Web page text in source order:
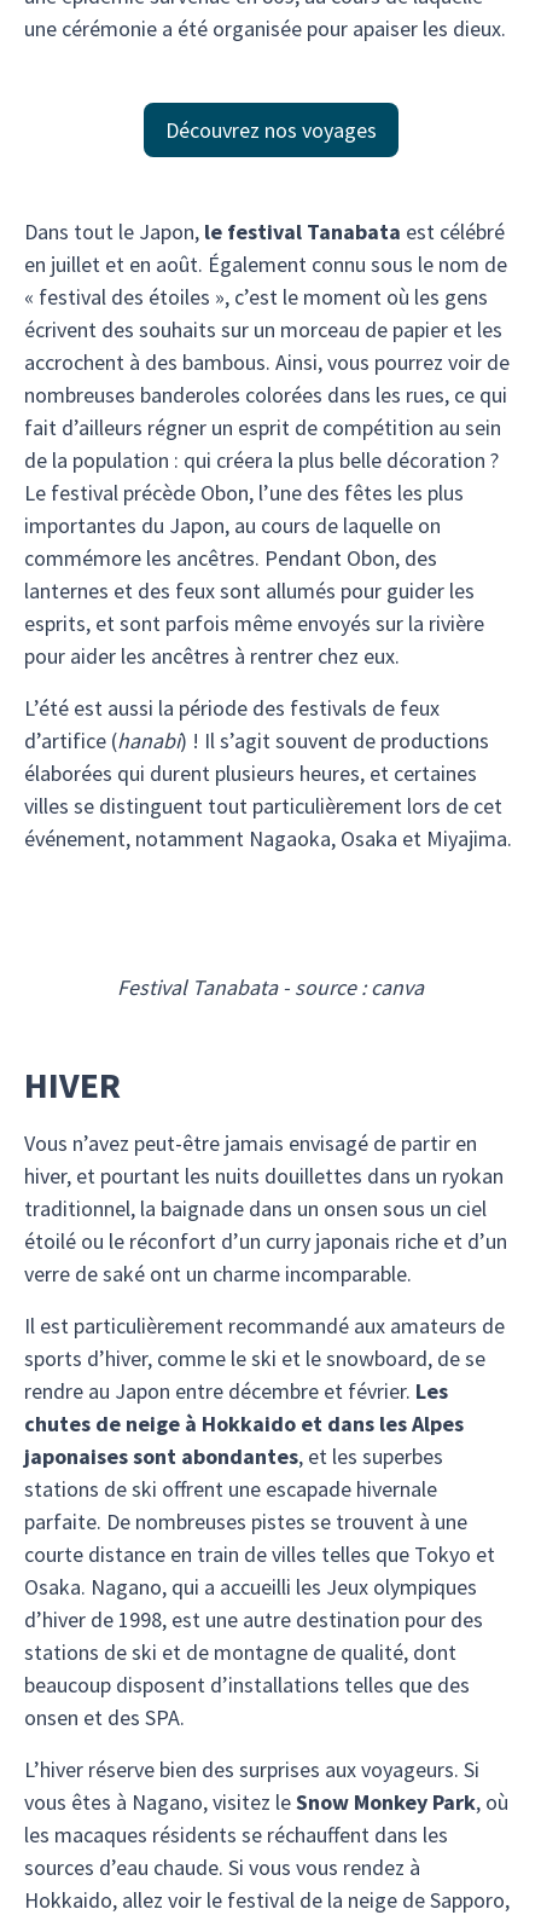
une cérémonie a été organisée pour apaiser les dieux.
Découvrez nos voyages
Dans tout le Japon, le festival Tanabata est célébré
en juillet et en août. Également connu sous le nom de
« festival des étoiles », c’est le moment où les gens
écrivent des souhaits sur un morceau de papier et les
accrochent à des bambous. Ainsi, vous pourrez voir de
nombreuses banderoles colorées dans les rues, ce qui
fait d’ailleurs régner un esprit de compétition au sein
de la population : qui créera la plus belle décoration ?
Le festival précède Obon, l’une des fêtes les plus
importantes du Japon, au cours de laquelle on
commémore les ancêtres. Pendant Obon, des
lanternes et des feux sont allumés pour guider les
esprits, et sont parfois même envoyés sur la rivière
pour aider les ancêtres à rentrer chez eux.
L’été est aussi la période des festivals de feux
d’artifice (hanabi) ! Il s’agit souvent de productions
élaborées qui durent plusieurs heures, et certaines
villes se distinguent tout particulièrement lors de cet
événement, notamment Nagaoka, Osaka et Miyajima.
Festival Tanabata - source : canva
HIVER
Vous n’avez peut-être jamais envisagé de partir en
hiver, et pourtant les nuits douillettes dans un ryokan
traditionnel, la baignade dans un onsen sous un ciel
étoilé ou le réconfort d’un curry japonais riche et d’un
verre de saké ont un charme incomparable.
Il est particulièrement recommandé aux amateurs de
sports d’hiver, comme le ski et le snowboard, de se
rendre au Japon entre décembre et février. Les
chutes de neige à Hokkaido et dans les Alpes
japonaises sont abondantes, et les superbes
stations de ski offrent une escapade hivernale
parfaite. De nombreuses pistes se trouvent à une
courte distance en train de villes telles que Tokyo et
Osaka. Nagano, qui a accueilli les Jeux olympiques
d’hiver de 1998, est une autre destination pour des
stations de ski et de montagne de qualité, dont
beaucoup disposent d’installations telles que des
onsen et des SPA.
L’hiver réserve bien des surprises aux voyageurs. Si
vous êtes à Nagano, visitez leSnow Monkey Park, où
les macaques résidents se réchauffent dans les
sources d’eau chaude. Si vous vous rendez à
Hokkaido, allez voir le festival de la neige de Sapporo,